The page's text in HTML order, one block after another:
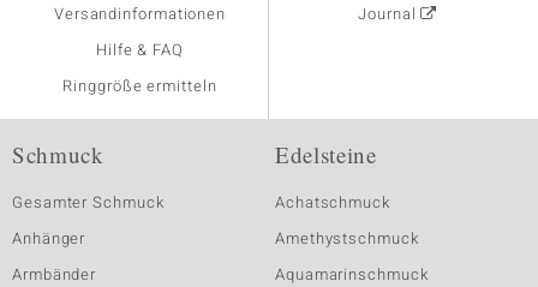
Versandinformationen
Hilfe & FAQ
Ringgröße ermitteln
Journal
Schmuck
Gesamter Schmuck
Anhänger
Armbänder
Edelsteine
Achatschmuck
Amethystschmuck
Aquamarinschmuck